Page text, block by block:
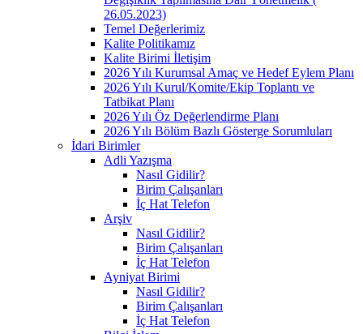
26.05.2023)
Temel Değerlerimiz
Kalite Politikamız
Kalite Birimi İletişim
2026 Yılı Kurumsal Amaç ve Hedef Eylem Planı
2026 Yılı Kurul/Komite/Ekip Toplantı ve
Tatbikat Planı
2026 Yılı Öz Değerlendirme Planı
2026 Yılı Bölüm Bazlı Gösterge Sorumluları
İdari Birimler
Adli Yazışma
Nasıl Gidilir?
Birim Çalışanları
İç Hat Telefon
Arşiv
Nasıl Gidilir?
Birim Çalışanları
İç Hat Telefon
Ayniyat Birimi
Nasıl Gidilir?
Birim Çalışanları
İç Hat Telefon